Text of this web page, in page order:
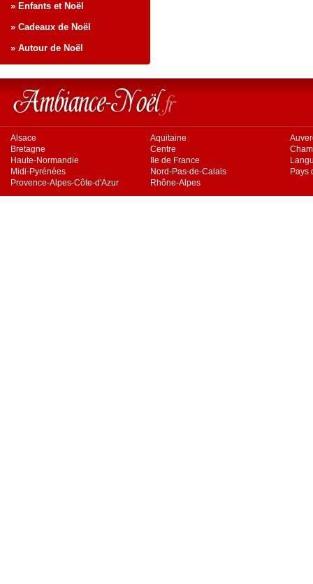
» Enfants et Noël
» Cadeaux de Noël
» Autour de Noël
Alsace Aquitaine
Bretagne
Centre
Haute-Normandie
Ile de France
Midi-Pyrénées
Nord-Pas-de-Calais
Pays
Provence-Alpes-Côte-d'Azur
Rhône-Alpes